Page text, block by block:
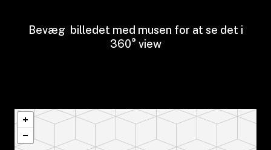
Bevæg billedet med musen for at se det i
360° view